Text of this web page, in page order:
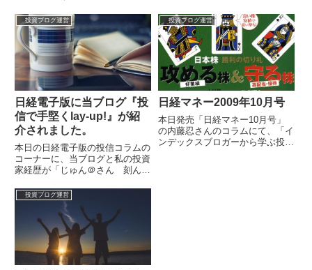
インデックス君１０人の運用術」
として、私や...
投資ブログ運営
日経電子版に当ブログ『投
信で手堅くlay-up!』が紹
介されました。
本日の日経電子版の投信コラムの
コーナーに、当ブログと私の投資
家経歴が「じゅん＠さん 刻んで
というタイトルで紹介されていま
す。 きっ...
投資ブログ運営
日経マネー2009年10月号
本日発売「日経マネー10月号」
の内藤忍さんのコラムにて、「イ
ンデックスブロガーから学ぶ投資
投資ブログ運営